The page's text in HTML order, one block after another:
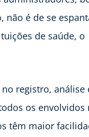
é de se
de saúde, o
registro, análise
os envolvidos
têm maior